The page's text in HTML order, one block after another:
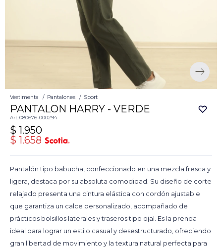
Vestimenta Pantalones Sport
PANTALON HARRY - VERDE
080676-000294
$ 1.950
$ 1.658
Pantalón tipo babucha, confeccionado en una mezcla fresca y
ligera, destaca por su absoluta comodidad. Su diseño de corte
relajado presenta una cintura elástica con cordón ajustable
que garantiza un calce personalizado, acompañado de
prácticos bolsillos laterales y traseros tipo ojal. Es la prenda
ideal para lograr un estilo casual y desestructurado, ofreciendo
gran libertad de movimiento y la textura natural perfecta para